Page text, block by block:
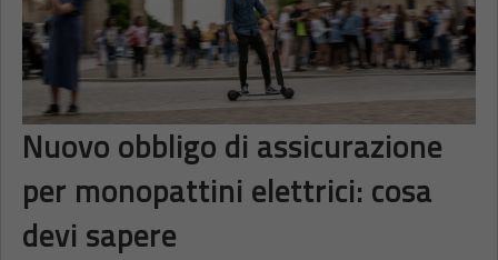
Nuovo obbligo di assicurazione
per monopattini elettrici: cosa
devi sapere